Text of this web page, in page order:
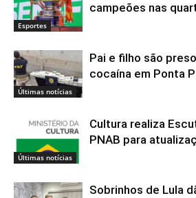
Esportes
campeões nas
Últimas notícias
Pai e filho são
cocaína em Ponta
Últimas notícias
Cultura realiza
PNAB para
Sobrinhos de Lula